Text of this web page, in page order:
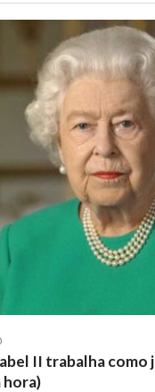
II trabalha como
hora)